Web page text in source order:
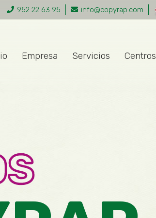
952 22 63 95 info@copyrap.com
Empresa Servicios Centros